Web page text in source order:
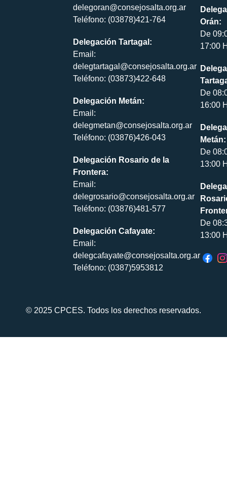
delegoran@consejosalta.org.ar
Teléfono: (03878)421-764
Delegación Tartagal:
Email:
delegtartagal@consejosalta.org.ar
Teléfono: (03873)422-648
Delegación Metán:
Email:
delegmetan@consejosalta.org.ar
Teléfono: (03876)426-043
Delegación Rosario de la
Frontera:
Email:
delegrosario@consejosalta.org.ar
Teléfono: (03876)481-577
Delegación Cafayate:
Email:
delegcafayate@consejosalta.org.ar
Teléfono: (0387)5953812
Orán:
De
17:00
De
16:00
Metán:
De
13:00
De
13:00
© 2025 CPCES. Todos los derechos reservados.